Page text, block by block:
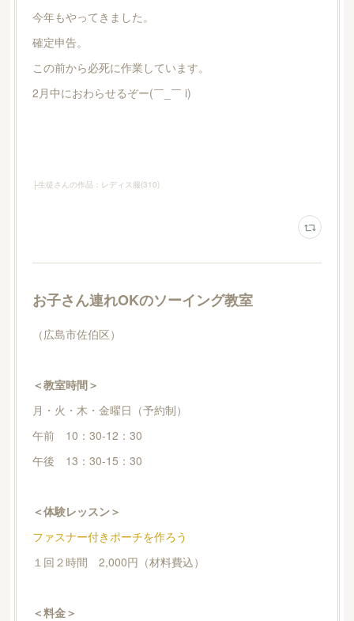
今年もやってきました。
確定申告。
この前から必死に作業しています。
2月中におわらせるぞー(￣_￣ i)
├生徒さんの作品：レディス服(310)
お子さん連れOKのソーイング教室
（広島市佐伯区）
＜教室時間＞
月・火・木・金曜日（予約制）
午前 10：30-12：30
午後 13：30-15：30
＜体験レッスン＞
ファスナー付きポーチを作ろう
１回２時間 2,000円（材料費込）
＜料金＞